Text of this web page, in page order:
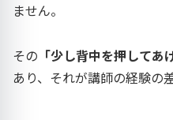
ません。
その 「少し背中を押してあ
あり、それが講師の経験の